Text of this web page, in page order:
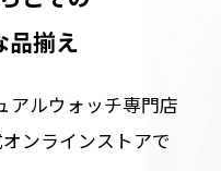
品揃え
アルウォッチ専門店
ンラインストアで